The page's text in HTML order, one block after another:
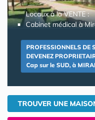
Locaux à la VENTE :
Cabinet médical à
PROFESSIONNELS DE
DEVENEZ
Cap sur le SUD, à
TROUVER UNE